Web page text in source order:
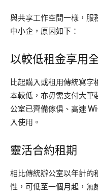
與共享工作空間一樣，服
中小企，原因如下：
以較低租金享用
比起購入或租用傳統寫
本較低，亦毋需支付大筆
公室已齊備傢俱、高速
入使用。
靈活合約租期
相比傳統辦公室以年計的
性，可低至一個月起，無